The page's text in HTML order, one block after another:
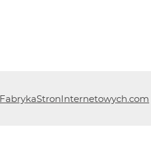
FabrykaStronInternetowych.com